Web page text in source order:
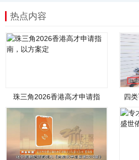
热点内容
珠三角2026香港高才申请指
四